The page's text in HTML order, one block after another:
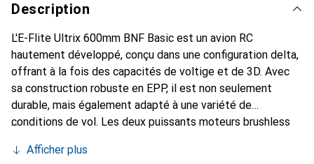
Description
L'E-Flite Ultrix 600mm BNF Basic est un avion RC
hautement développé, conçu dans une configuration delta,
offrant à la fois des capacités de voltige et de 3D. Avec
sa construction robuste en EPP, il est non seulement
durable, mais également adapté à une variété de
conditions de vol. Les deux puissants moteurs brushless
traduit par des vitesses impressionnantes et une
Afficher plus